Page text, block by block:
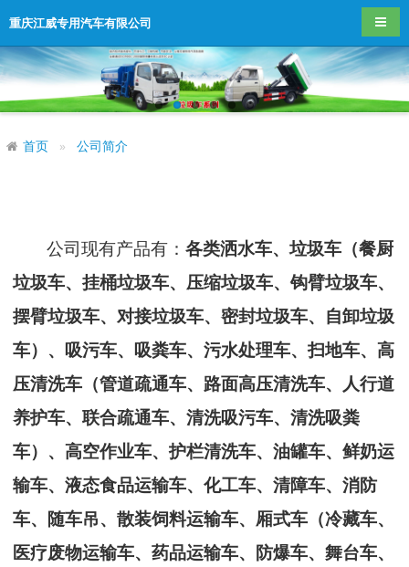
重庆江威专用汽车有限公司 导航
首页 公司简介
公司现有产品有： 各类洒水车、垃圾车（餐厨
垃圾车、挂桶垃圾车、压缩垃圾车、钩臂垃圾车、
摆臂垃圾车、对接垃圾车、密封垃圾车、自卸垃圾
车）
、吸污车、吸粪车、污水处理车、扫地车、 高
压清洗车（管道疏通车、路面高压清洗车、人行道
养护车、联合疏通车、清洗吸污车、清洗吸粪
车）、 高空作业车、护栏清洗车、 油罐车、 鲜奶运
输车、液态食品运输车、 化工车、清障车、消防
车、随车吊、 散装饲料运输车、 厢式车（冷藏车、
医疗废物运输车、 药品运输车、
防爆车、舞台车、